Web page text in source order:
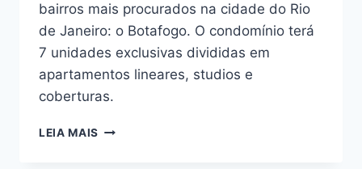
bairros mais procurados na cidade do Rio
de Janeiro: o Botafogo. O condomínio terá
7 unidades exclusivas divididas em
apartamentos lineares, studios e
coberturas.
LEIA MAIS DESCUBRA